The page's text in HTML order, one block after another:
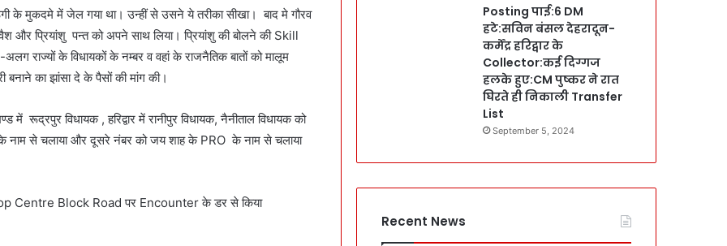
के मुकदमे में जेल गया था। उन्हीं से उसने ये तरीका सीखा। बाद मे गौरव
और प्रियांशु पन्त को अपने साथ लिया। प्रियांशु की बोलने की Skill
राज्यों के विधायकों के नम्बर व वहां के राजनैतिक बातों को मालूम
बनाने का झांसा दे के पैसों की मांग की।
रूद्रपुर विधायक , हरिद्वार में रानीपुर विधायक, नैनीताल विधायक को
से चलाया और दूसरे नंबर को जय शाह के PRO के नाम से चलाया
Centre Block Road पर Encounter के डर से किया
Posting पाई:6 DM
हटे:सविन बंसल देहरादून-
कर्मेंद्र हरिद्वार के
Collector:कई दिग्गज
हलके हुए:CM पुष्कर ने रात
घिरते ही निकाली Transfer
List
September 5, 2024
Recent News